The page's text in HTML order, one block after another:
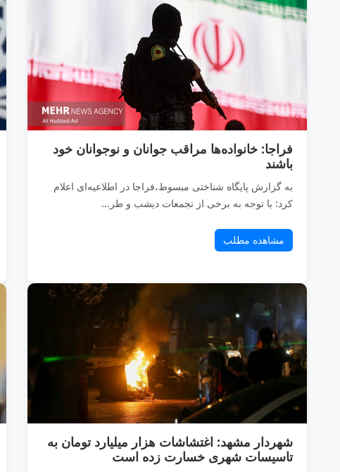
فراجا: خانواده‌ها مراقب جوانان و نوجوانان خود
باشند
به گزارش پایگاه شناختی مبسوط،فراجا در اطلاعیه‌ای اعلام
کرد: با توجه به برخی از تجمعات دیشب و طر...
مشاهده مطلب
شهردار مشهد: اغتشاشات هزار میلیارد تومان به
تاسیسات شهری خسارت زده است